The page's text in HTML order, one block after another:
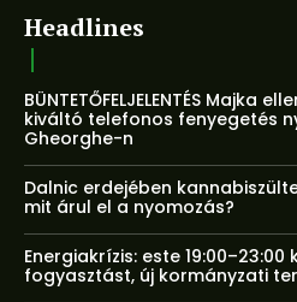
Headlines
BÜNTETŐFELJELENTÉS Majka
kiváltó telefonos fenyegetés
Gheorghe-n
Dalnic erdejében
mit árul el a nyomozás?
Energiakrízis: este
fogyasztást, új kormányzati